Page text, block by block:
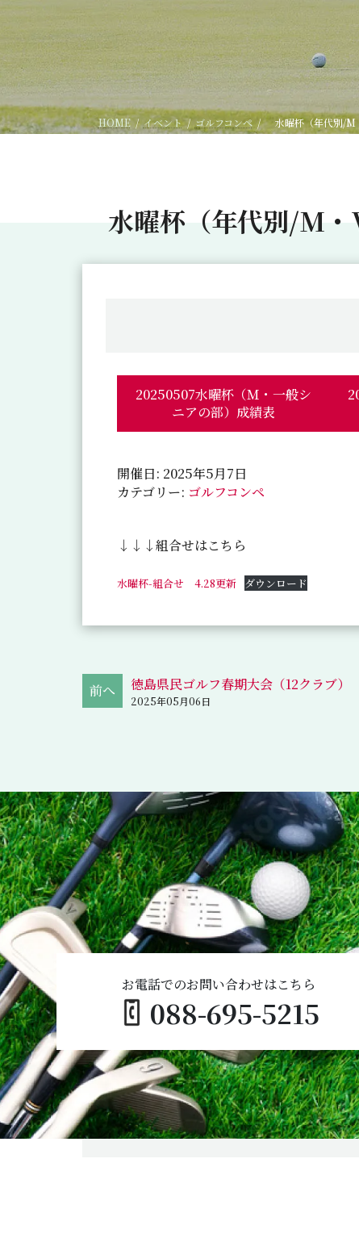
HOME イベント ゴルフコンペ 水曜杯（年代別/M
水曜杯（年代別/M・
20250507水曜杯（Ｍ・一般シ
ニアの部）成績表
開催日: 2025年5月7日
カテゴリー: ゴルフコンペ
↓↓↓組合せはこちら
水曜杯-組合せ 4.28更新 ダウンロード
徳島県民ゴルフ春期大会（12クラブ）
2025年05月06日
088-695-5215
お電話でのお問い合わせはこちら